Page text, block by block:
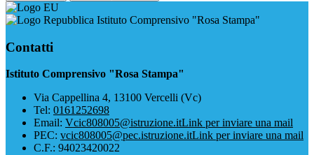
Istituto Comprensivo "Rosa Stampa"
Contatti
Istituto Comprensivo "Rosa Stampa"
Via Cappellina 4, 13100 Vercelli (Vc)
Tel: 0161252698
Email: Vcic808005@istruzione.itLink per inviare una mail
PEC: vcic808005@pec.istruzione.itLink per inviare una mail
C.F.: 94023420022